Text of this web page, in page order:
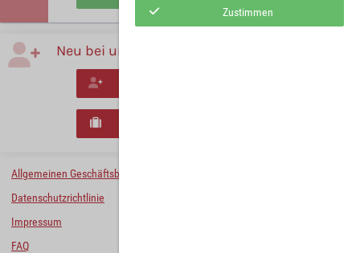
Neu bei uns?
Allgemeinen Geschäftsbedingungen
Datenschutzrichtlinie
Impressum
FAQ
Zustimmen